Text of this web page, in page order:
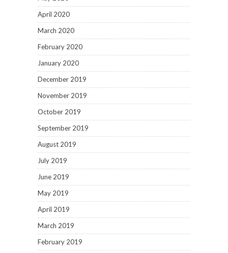
April 2020
March 2020
February 2020
January 2020
December 2019
November 2019
October 2019
September 2019
August 2019
July 2019
June 2019
May 2019
April 2019
March 2019
February 2019